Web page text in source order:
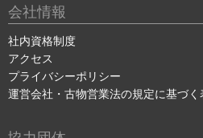
会社情報
社内資格制度
アクセス
プライバシーポリシー
運営会社・古物営業法の規定に基づく